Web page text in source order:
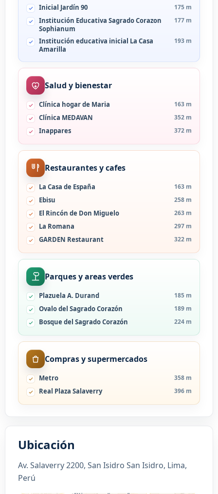
Inicial Jardín 90 175 m
Institución Educativa Sagrado Corazon
Sophianum
177 m
Institución educativa inicial La Casa
Amarilla
193 m
Salud y bienestar
Clínica hogar de Maria 163 m
Clínica MEDAVAN 352 m
Inappares 372 m
Restaurantes y cafes
La Casa de España 163 m
Ebisu 258 m
El Rincón de Don Miguelo 263 m
La Romana 297 m
GARDEN Restaurant 322 m
Parques y areas verdes
Plazuela A. Durand 185 m
Ovalo del Sagrado Corazón 189 m
Bosque del Sagrado Corazón 224 m
Compras y supermercados
Metro 358 m
Real Plaza Salaverry 396 m
Ubicación
Av. Salaverry 2200, San Isidro San Isidro, Lima,
Perú